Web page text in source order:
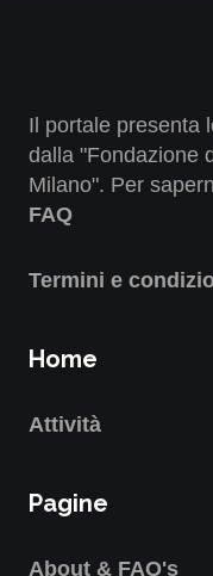
Il portale presenta
dalla "Fondazione
Milano". Per
FAQ
Termini e
Home
Attività
Pagine
About & FAQ's